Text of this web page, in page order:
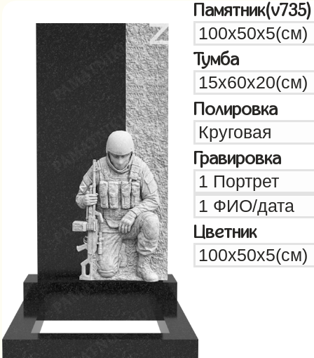
Памятник(v735)
Тумба
Полировка
Гравировка
Цветник